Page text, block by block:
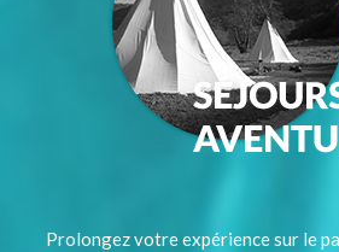
Prolongez votre expérience sur le